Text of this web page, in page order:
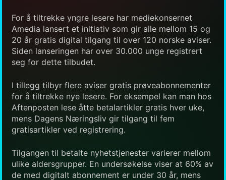
For å tiltrekke yngre lesere har mediekonsernet
Amedia lansert et initiativ som gir alle mellom 15 og
20 år gratis digital tilgang til over 120 norske aviser.
Siden lanseringen har over 30.000 unge registrert
seg for dette tilbudet.
I tillegg tilbyr flere aviser gratis prøveabonnementer
for å tiltrekke nye lesere. For eksempel kan man hos
Aftenposten lese åtte betalartikler gratis hver uke,
mens Dagens Næringsliv gir tilgang til fem
gratisartikler ved registrering.
Tilgangen til betalte nyhetstjenester varierer mellom
ulike aldersgrupper. En undersøkelse viser at 60% av
de med digitalt abonnement er under 30 år, mens